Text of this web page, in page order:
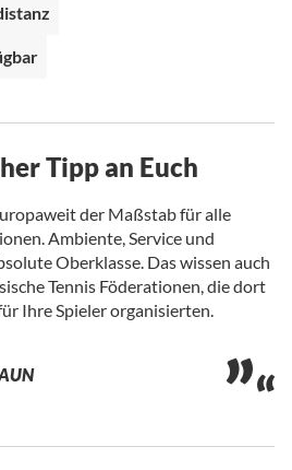
Tipp an Euch
der Maßstab für alle
Ambiente, Service und
Oberklasse. Das wissen auch
Tennis Föderationen, die dort
Ihre Spieler organisierten.